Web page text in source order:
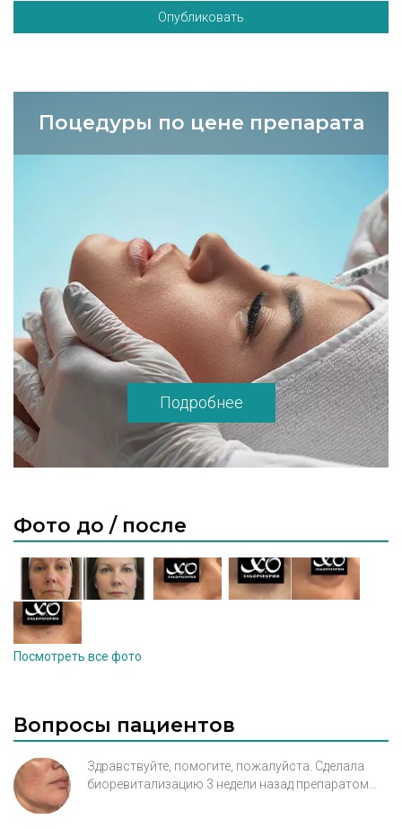
Опубликовать
Поцедуры по цене препарата
Подробнее
Фото до / после
Посмотреть все фото
Вопросы пациентов
Здравствуйте, помогите, пожалуйста. Сделала
биоревитализацию 3 недели назад препаратом